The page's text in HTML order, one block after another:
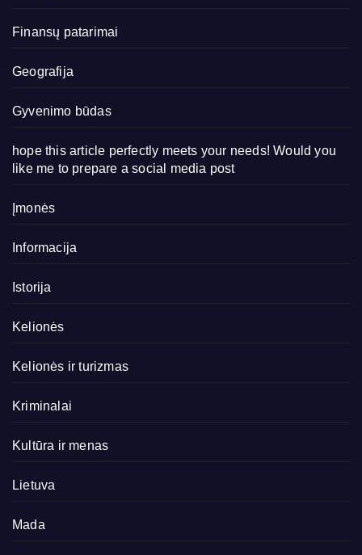
Finansų patarimai
Geografija
Gyvenimo būdas
hope this article perfectly meets your needs! Would you
like me to prepare a social media post
Įmonės
Informacija
Istorija
Kelionės
Kelionės ir turizmas
Kriminalai
Kultūra ir menas
Lietuva
Mada